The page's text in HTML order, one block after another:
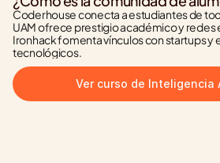
Coderhouse conecta a estudiantes de
UAM ofrece prestigio académico y redes
Ironhack fomenta vínculos con startups y
tecnológicos.
Ver curso de Inteligencia